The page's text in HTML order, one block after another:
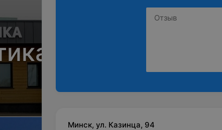
Минск, ул. Казинца, 94